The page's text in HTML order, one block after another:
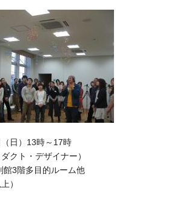
日）13時～17時
クト・デザイナー）
館3階多目的ルーム他
）